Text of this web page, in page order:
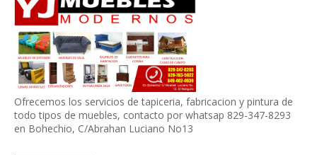
Ofrecemos los servicios de tapiceria, fabricacion y pintura de
todo tipos de muebles, contacto por whatsap 829-347-8293
en Bohechio, C/Abrahan Luciano No13